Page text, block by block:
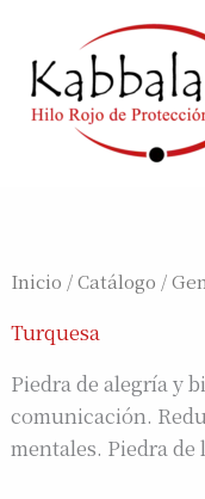
contenido
Inicio /Catálogo /
Turquesa
Piedra de alegría y
comunicación.
mentales. Piedra de